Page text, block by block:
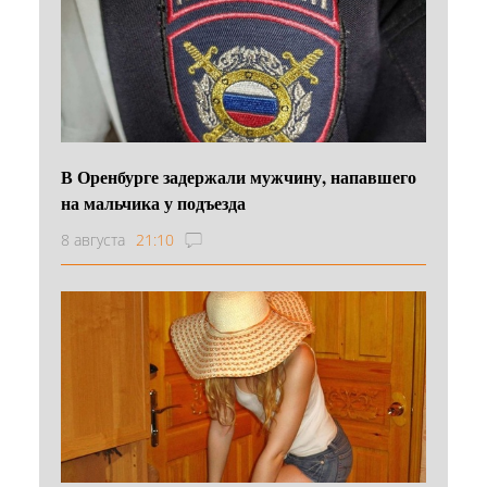
В Оренбурге задержали мужчину, напавшего
на мальчика у подъезда
8 августа 21:10